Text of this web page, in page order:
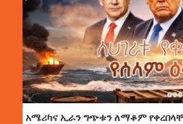
አሜሪካና ኢራን ግጭቱን ለማቆም